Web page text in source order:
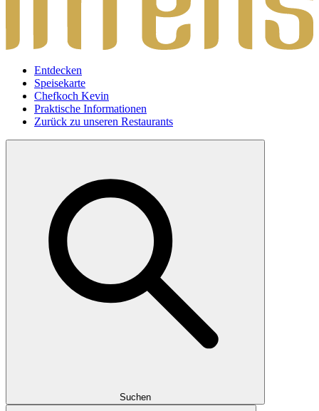
Entdecken
Speisekarte
Chefkoch Kevin
Praktische Informationen
Zurück zu unseren Restaurants
Suchen